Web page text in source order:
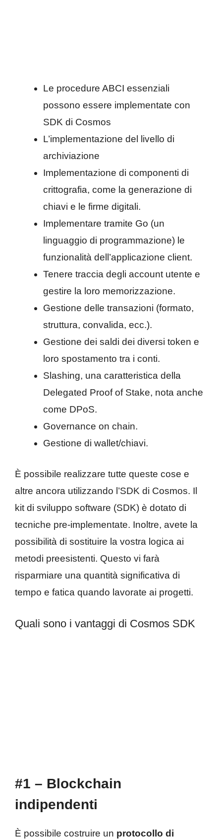
Le procedure ABCI essenziali
possono essere implementate con
SDK di Cosmos
L’implementazione del livello di
archiviazione
Implementazione di componenti di
crittografia, come la generazione di
chiavi e le firme digitali.
Implementare tramite Go (un
linguaggio di programmazione) le
funzionalità dell’applicazione client.
Tenere traccia degli account utente e
gestire la loro memorizzazione.
Gestione delle transazioni (formato,
struttura, convalida, ecc.).
Gestione dei saldi dei diversi token e
loro spostamento tra i conti.
Slashing, una caratteristica della
Delegated Proof of Stake, nota anche
come DPoS.
Governance on chain.
Gestione di wallet/chiavi.
È possibile realizzare tutte queste cose e
altre ancora utilizzando l’SDK di Cosmos. Il
kit di sviluppo software (SDK) è dotato di
tecniche pre-implementate. Inoltre, avete la
possibilità di sostituire la vostra logica ai
metodi preesistenti. Questo vi farà
risparmiare una quantità significativa di
tempo e fatica quando lavorate ai progetti.
Quali sono i vantaggi di Cosmos SDK
#1 – Blockchain
indipendenti
È possibile costruire un protocollo di